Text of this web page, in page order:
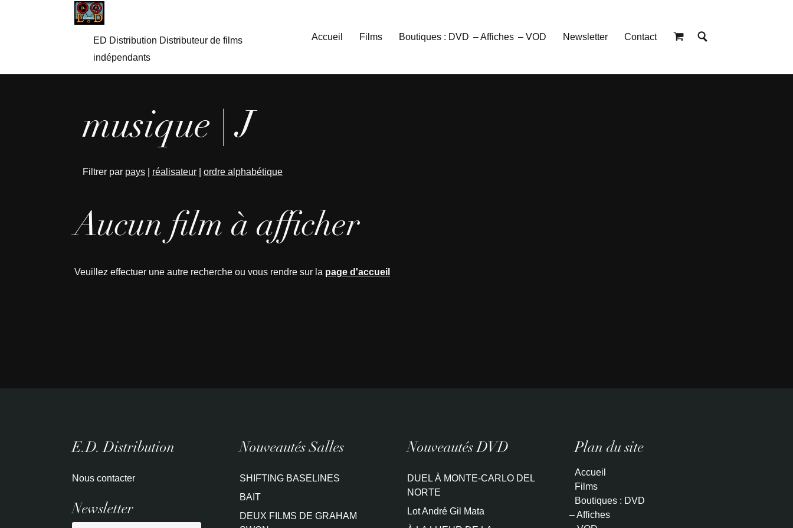
ED Distribution Distributeur de films
indépendants
Accueil Films Boutiques : DVD – Affiches – VOD Newsletter Contact
musique | J
Filtrer par pays réalisateur ordre alphabétique
Aucun film à afficher
Veuillez effectuer une autre recherche ou vous rendre sur la page d'accueil
E.D. Distribution
Nous contacter
Newsletter
Nouveautés Salles
SHIFTING BASELINES
BAIT
DEUX FILMS DE GRAHAM
Nouveautés DVD
DUEL À MONTE-CARLO DEL
NORTE
Lot André Gil Mata
Plan du site
Accueil
Films
Boutiques : DVD
– Affiches